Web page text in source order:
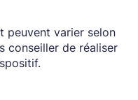
peuvent varier selon
conseiller de réaliser